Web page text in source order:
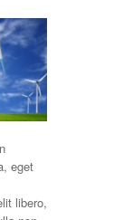
eget
libero,